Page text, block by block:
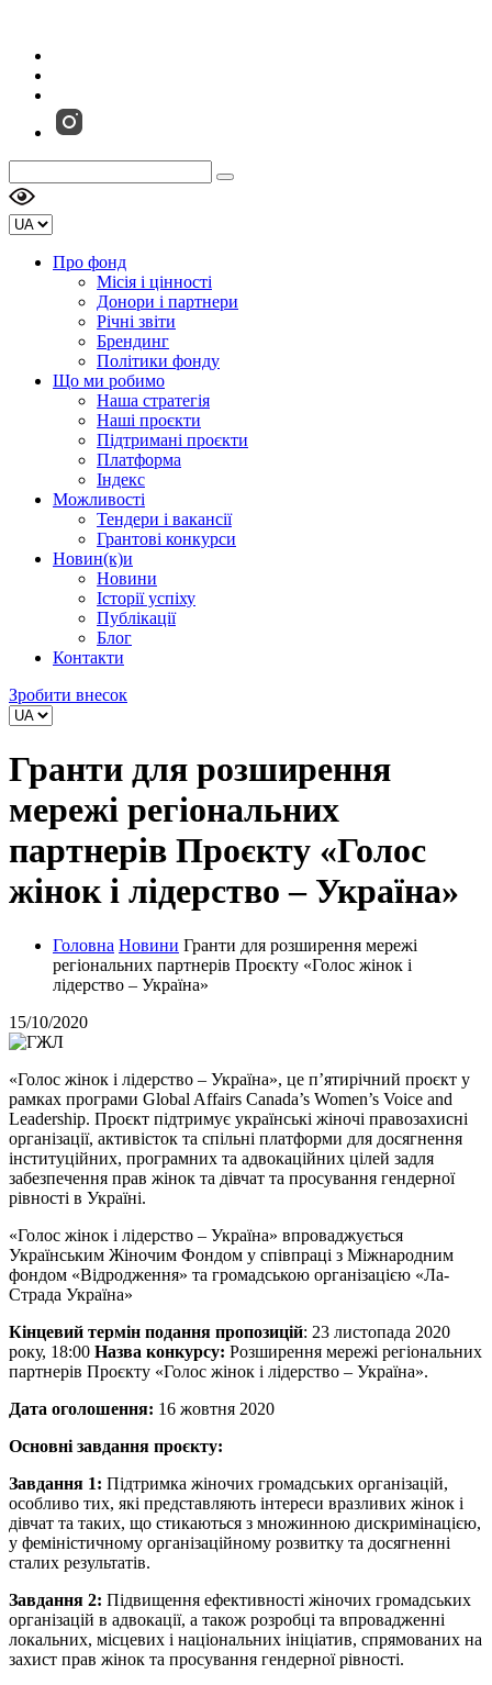
Про фонд
Місія і цінності
Донори і партнери
Річні звіти
Брендинг
Політики фонду
Що ми робимо
Наша стратегія
Наші проєкти
Підтримані проєкти
Платформа
Індекс
Можливості
Тендери і вакансії
Грантові конкурси
Новин(к)и
Новини
Історії успіху
Публікації
Блог
Контакти
Зробити внесок
Гранти для розширення
мережі регіональних
партнерів Проєкту «Голос
жінок і лідерство – Україна»
Головна Новини Гранти для розширення мережі
регіональних партнерів Проєкту «Голос жінок і
лідерство – Україна»
15/10/2020
«Голос жінок і лідерство – Україна», це п’ятирічний проєкт у
рамках програми Global Affairs Canada’s Women’s Voice and
Leadership. Проєкт підтримує українські жіночі правозахисні
організації, активісток та спільні платформи для досягнення
інституційних, програмних та адвокаційних цілей задля
забезпечення прав жінок та дівчат та просування гендерної
рівності в Україні.
«Голос жінок і лідерство – Україна» впроваджується
Українським Жіночим Фондом у співпраці з Міжнародним
фондом «Відродження» та громадською організацією «Ла-
Страда Україна»
Кінцевий термін подання пропозицій: 23 листопада 2020
року, 18:00 Назва конкурсу: Розширення мережі регіональних
партнерів Проєкту «Голос жінок і лідерство – Україна».
Дата оголошення: 16 жовтня 2020
Основні завдання проєкту:
Завдання 1: Підтримка жіночих громадських організацій,
особливо тих, які представляють інтереси вразливих жінок і
дівчат та таких, що стикаються з множинною дискримінацією,
у феміністичному організаційному розвитку та досягненні
сталих результатів.
Завдання 2: Підвищення ефективності жіночих громадських
організацій в адвокації, а також розробці та впровадженні
локальних, місцевих і національних ініціатив, спрямованих на
захист прав жінок та просування гендерної рівності.